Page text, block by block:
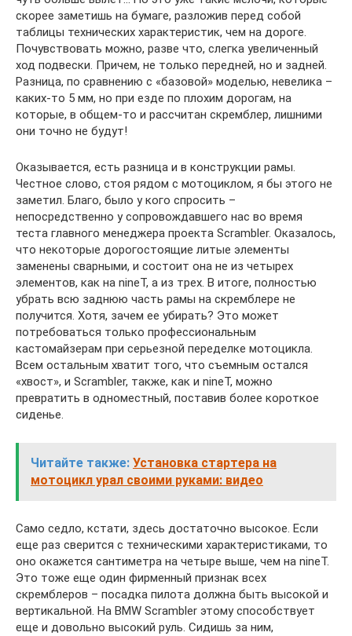
скорее заметишь на бумаге, разложив перед собой
таблицы технических характеристик, чем на дороге.
Почувствовать можно, разве что, слегка увеличенный
ход подвески. Причем, не только передней, но и задней.
Разница, по сравнению с «базовой» моделью, невелика –
каких-то 5 мм, но при езде по плохим дорогам, на
которые, в общем-то и рассчитан скремблер, лишними
они точно не будут!
Оказывается, есть разница и в конструкции рамы.
Честное слово, стоя рядом с мотоциклом, я бы этого не
заметил. Благо, было у кого спросить –
непосредственно у сопровождавшего нас во время
теста главного менеджера проекта Scrambler. Оказалось,
что некоторые дорогостоящие литые элементы
заменены сварными, и состоит она не из четырех
элементов, как на nineT, а из трех. В итоге, полностью
убрать всю заднюю часть рамы на скремблере не
получится. Хотя, зачем ее убирать? Это может
потребоваться только профессиональным
кастомайзерам при серьезной переделке мотоцикла.
Всем остальным хватит того, что съемным остался
«хвост», и Scrambler, также, как и nineT, можно
превратить в одноместный, поставив более короткое
сиденье.
Читайте также: Установка стартера на
мотоцикл урал своими руками: видео
Само седло, кстати, здесь достаточно высокое. Если
еще раз сверится с техническими характеристиками, то
оно окажется сантиметра на четыре выше, чем на nineT.
Это тоже еще один фирменный признак всех
скремблеров – посадка пилота должна быть высокой и
вертикальной. На BMW Scrambler этому способствует
еще и довольно высокий руль. Сидишь за ним,